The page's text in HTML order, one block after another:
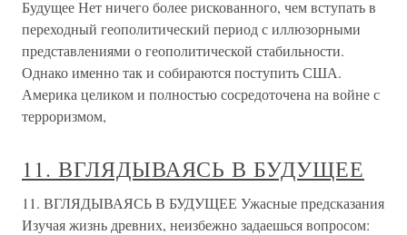
Будущее Нет ничего более рискованного, чем вступать в
переходный геополитический период с иллюзорными
представлениями о геополитической стабильности.
Однако именно так и собираются поступить США.
Америка целиком и полностью сосредоточена на войне с
терроризмом,
11. ВГЛЯДЫВАЯСЬ В БУДУЩЕЕ
11. ВГЛЯДЫВАЯСЬ В БУДУЩЕЕ Ужасные предсказания
Изучая жизнь древних, неизбежно задаешься вопросом: